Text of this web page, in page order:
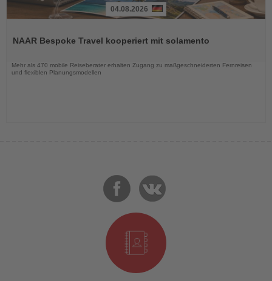
die
04.08.2026
NAAR Bespoke Travel kooperiert mit solamento
Mehr als 470 mobile Reiseberater erhalten Zugang zu maßgeschneiderten Fernreisen
und flexiblen Planungsmodellen